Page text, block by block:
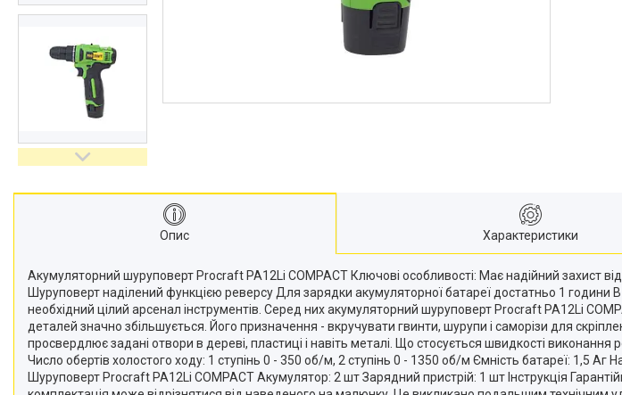
Опис Характеристики
Акумуляторний шуруповерт Procraft PA12Li COMPACT Ключові особливості: Має надійний захист
Шуруповерт наділений функцією реверсу Для зарядки акумуляторної батареї достатньо 1 години
необхідний цілий арсенал інструментів. Серед них акумуляторний шуруповерт Procraft PA12Li
деталей значно збільшується. Його призначення - вкручувати гвинти, шурупи і саморізи для
просвердлює задані отвори в дереві, пластиці і навіть металі. Що стосується швидкості
Число обертів холостого ходу: 1 ступінь 0 - 350 об/м, 2 ступінь 0 - 1350 об/м Ємність батареї: 1,5
Шуруповерт Procraft PA12Li COMPACT Акумулятор: 2 шт Зарядний пристрій: 1 шт Інструкція